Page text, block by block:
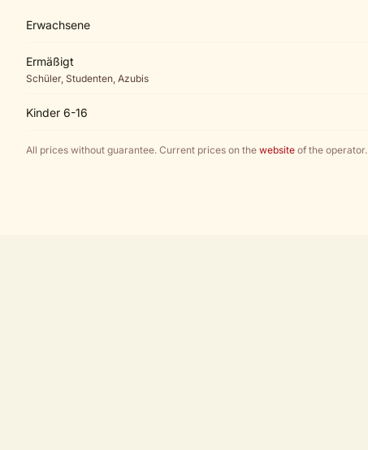
Erwachsene
Ermäßigt
Schüler, Studenten, Azubis
Kinder 6-16
All prices without guarantee. Current prices on the website of the operator.